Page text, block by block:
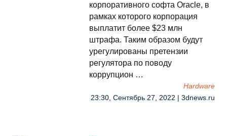
корпоративного софта Oracle, в
рамках которого корпорация
выплатит более $23 млн
штрафа. Таким образом будут
урегулированы претензии
регулятора по поводу
коррупцион …
Hardware
23:30, Сентябрь 27, 2022 | 3dnews.ru